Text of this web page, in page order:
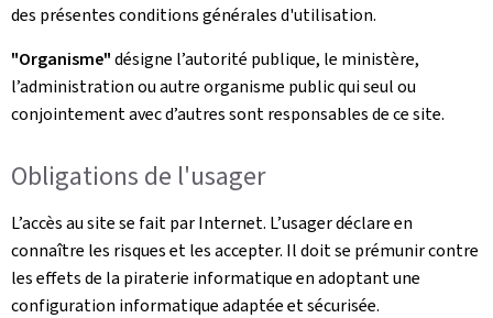
des présentes conditions générales d'utilisation.
"Organisme"désigne l’autorité publique, le ministère,
l’administration ou autre organisme public qui seul ou
conjointement avec d’autres sont responsables de ce site.
Obligations de l'usager
L’accès au site se fait par Internet. L’usager déclare en
connaître les risques et les accepter. Il doit se prémunir contre
les effets de la piraterie informatique en adoptant une
configuration informatique adaptée et sécurisée.